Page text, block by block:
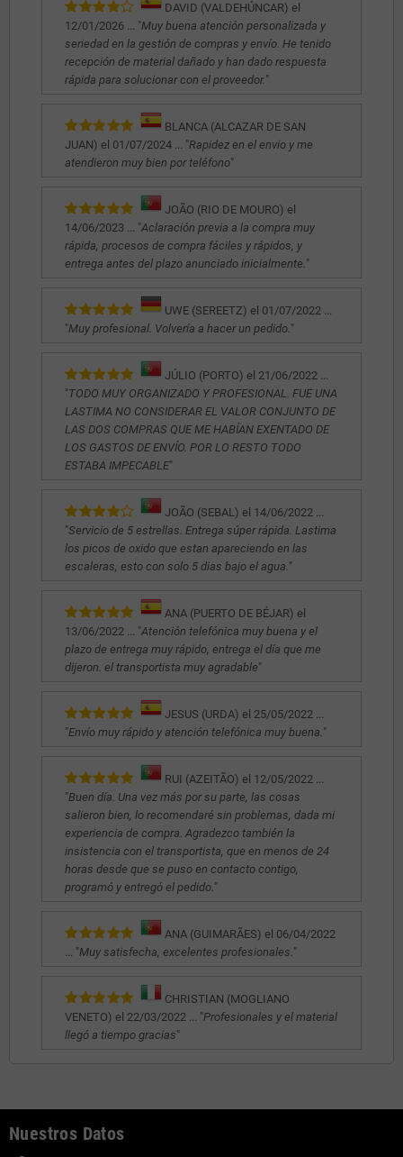
DAVID (VALDEHÚNCAR) el
12/01/2026 ... "Muy buena atención personalizada y
seriedad en la gestión de compras y envío. He tenido
recepción de material dañado y han dado respuesta
rápida para solucionar con el proveedor."
BLANCA (ALCAZAR DE SAN
JUAN) el 01/07/2024 ... "Rapidez en el envio y me
atendieron muy bien por teléfono"
JOÃO (RIO DE MOURO) el
14/06/2023 ... "Aclaración previa a la compra muy
rápida, procesos de compra fáciles y rápidos, y
entrega antes del plazo anunciado inicialmente."
UWE (SEREETZ) el 01/07/2022 ...
"Muy profesional. Volvería a hacer un pedido."
JÚLIO (PORTO) el 21/06/2022 ...
"TODO MUY ORGANIZADO Y PROFESIONAL. FUE UNA
LASTIMA NO CONSIDERAR EL VALOR CONJUNTO DE
LAS DOS COMPRAS QUE ME HABÍAN EXENTADO DE
LOS GASTOS DE ENVÍO. POR LO RESTO TODO
ESTABA IMPECABLE"
JOÃO (SEBAL) el 14/06/2022 ...
"Servicio de 5 estrellas. Entrega súper rápida. Lastima
los picos de oxido que estan apareciendo en las
escaleras, esto con solo 5 dias bajo el agua."
ANA (PUERTO DE BÉJAR) el
13/06/2022 ... "Atención telefónica muy buena y el
plazo de entrega muy rápido, entrega el día que me
dijeron. el transportista muy agradable"
JESUS (URDA) el 25/05/2022 ...
"Envío muy rápido y atención telefónica muy buena."
RUI (AZEITÃO) el 12/05/2022 ...
"Buen día. Una vez más por su parte, las cosas
salieron bien, lo recomendaré sin problemas, dada mi
experiencia de compra. Agradezco también la
insistencia con el transportista, que en menos de 24
horas desde que se puso en contacto contigo,
programó y entregó el pedido."
ANA (GUIMARÃES) el 06/04/2022
... "Muy satisfecha, excelentes profesionales."
CHRISTIAN (MOGLIANO
VENETO) el 22/03/2022 ... "Profesionales y el material
llegó a tiempo gracias"
Nuestros Datos